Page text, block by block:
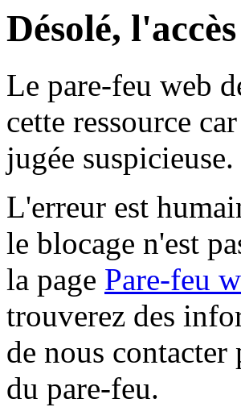
Désolé,
Le pare-feu web
cette ressource
jugée suspicieuse.
L'erreur est
le blocage n'est
la page Pare-feu
trouverez des
de nous contacter
du pare-feu.